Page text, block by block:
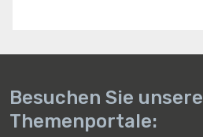
Besuchen Sie unsere
Themenportale: